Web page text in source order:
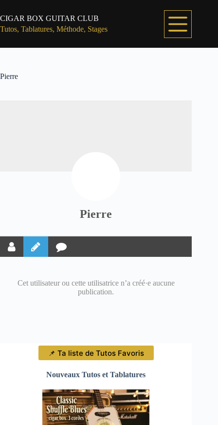
contenu
CIGAR BOX GUITAR CLUB
Tutos, Tablatures, Méthode, Stages
Pierre
Pierre
Cet utilisateur ou cette utilisatrice n’a créé·e aucune
publication.
📌 Ta liste de Tutos Favoris
Nouveaux Tutos et Tablatures